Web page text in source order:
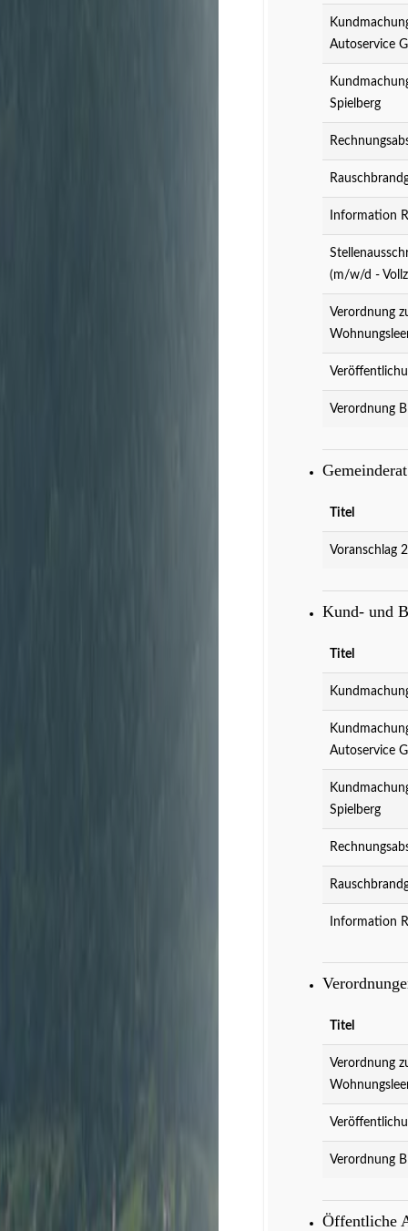
Autoservice
Spielberg
Information
(m/w/d -
Verordnung
Verordnung
Titel
Voranschlag
Kund- und
Titel
Autoservice
Spielberg
Information
Titel
Verordnung
Verordnung
Öffentliche